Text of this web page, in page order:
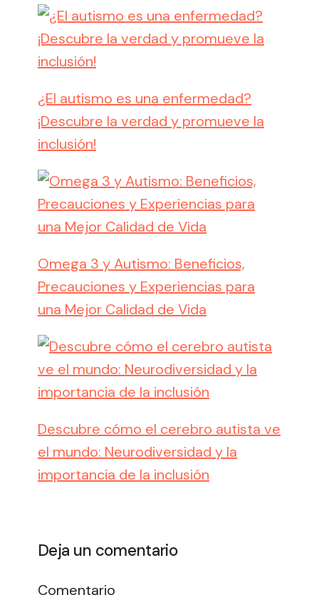
¿El autismo es una enfermedad?
¡Descubre la verdad y promueve la
inclusión!
Omega 3 y Autismo: Beneficios,
Precauciones y Experiencias para
una Mejor Calidad de Vida
Descubre cómo el cerebro autista ve
el mundo: Neurodiversidad y la
importancia de la inclusión
Deja un comentario
Comentario